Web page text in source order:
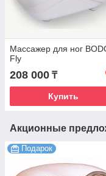
Массажер для ног
Fly
208 000 ₸
Купить
Акционные
Подарок